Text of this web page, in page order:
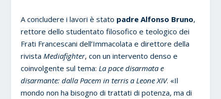
A concludere i lavori è stato padre Alfonso Bruno,
rettore dello studentato filosofico e teologico dei
Frati Francescani dell’Immacolata e direttore della
rivista Mediafighter, con un intervento denso e
coinvolgente sul tema: La pace disarmata e
disarmante: dalla Pacem in terris a Leone XIV. «Il
mondo non ha bisogno di trattati di potenza, ma di